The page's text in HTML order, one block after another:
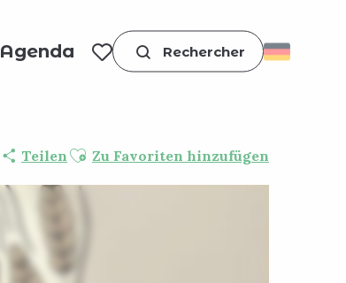
Voir les favoris
Suche
Agenda
Teilen Ajouter aux favoris
Zu Favoriten hinzufügen